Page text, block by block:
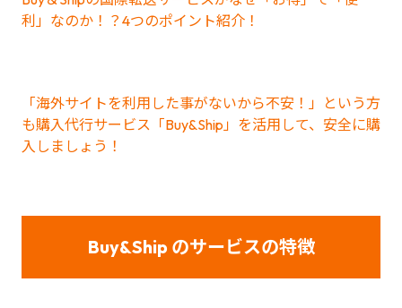
利」なのか！？4つのポイント紹介！
「海外サイトを利用した事がないから不安！」という方
も購入代行サービス「Buy&Ship」を活用して、安全に購
入しましょう！
Buy&Ship のサービスの特徴